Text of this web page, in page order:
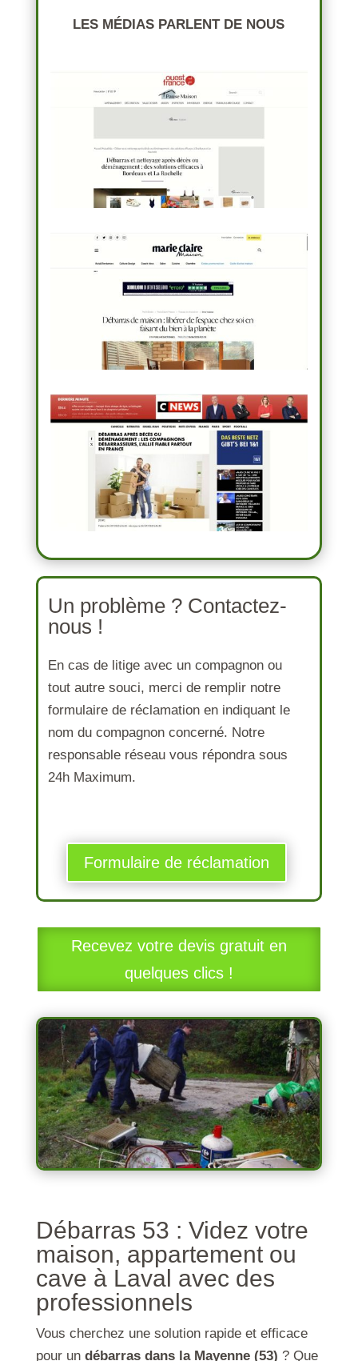
LES MÉDIAS PARLENT DE NOUS
Un problème ? Contactez-
nous !
En cas de litige avec un compagnon ou
tout autre souci, merci de remplir notre
formulaire de réclamation en indiquant le
nom du compagnon concerné. Notre
responsable réseau vous répondra sous
24h Maximum.
Formulaire de réclamation
Recevez votre devis gratuit en
quelques clics !
Débarras 53 : Videz votre
maison, appartement ou
cave à Laval avec des
professionnels
Vous cherchez une solution rapide et efficace
pour un débarras dans la Mayenne (53) ? Que